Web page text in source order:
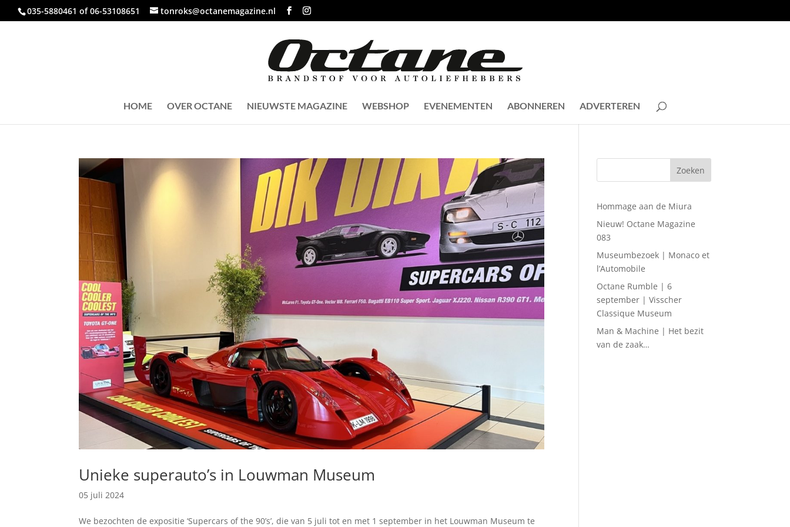
035-5880461 of 06-53108651 tonroks@octanemagazine.nl
HOME OVER OCTANE NIEUWSTE MAGAZINE WEBSHOP EVENEMENTEN ABONNEREN ADVERTEREN
Unieke superauto’s in Louwman Museum
05 juli 2024
We bezochten de expositie ‘Supercars of the 90’s’, die van 5 juli tot en met 1 september in het Louwman Museum te
Hommage aan de Miura
Nieuw! Octane Magazine
083
Museumbezoek | Monaco et
l’Automobile
Octane Rumble | 6
september | Visscher
Classique Museum
Man & Machine | Het bezit
van de zaak…